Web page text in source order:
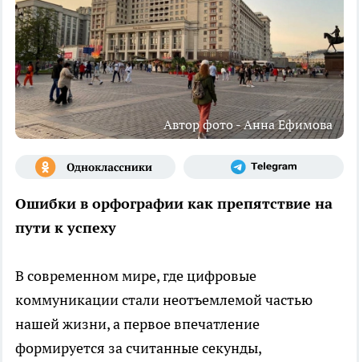
Автор фото - Анна Ефимова
Ошибки в орфографии как препятствие на
пути к успеху
В современном мире, где цифровые
коммуникации стали неотъемлемой частью
нашей жизни, а первое впечатление
формируется за считанные секунды,